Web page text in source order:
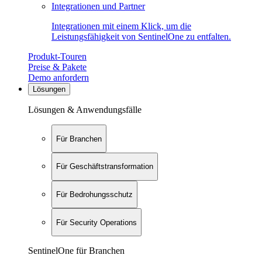
Integrationen und Partner
Integrationen mit einem Klick, um die
Leistungsfähigkeit von SentinelOne zu entfalten.
Produkt-Touren
Preise & Pakete
Demo anfordern
Lösungen
Lösungen & Anwendungsfälle
Für Branchen
Für Geschäftstransformation
Für Bedrohungsschutz
Für Security Operations
SentinelOne für Branchen